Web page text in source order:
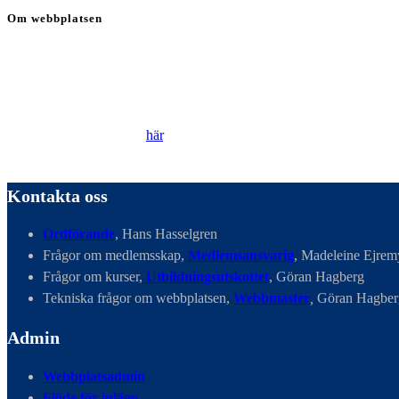
Om webbplatsen
här.
Kontakta oss
Ordförande, Hans Hasselgren
Frågor om medlemsskap, Medlemsansvarig, Madeleine
Frågor om kurser, Utbildningsutskottet, Göran Hagberg
Tekniska frågor om webbplatsen, Webbmaster Göran
Admin
Webbplatsadmin